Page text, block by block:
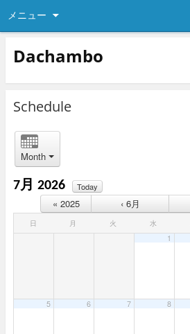
メニュー
Dachambo
Schedule
Month
7月 2026 Today
« 2025 ‹ 6月
日 月 火 水
1
5 6 7 8